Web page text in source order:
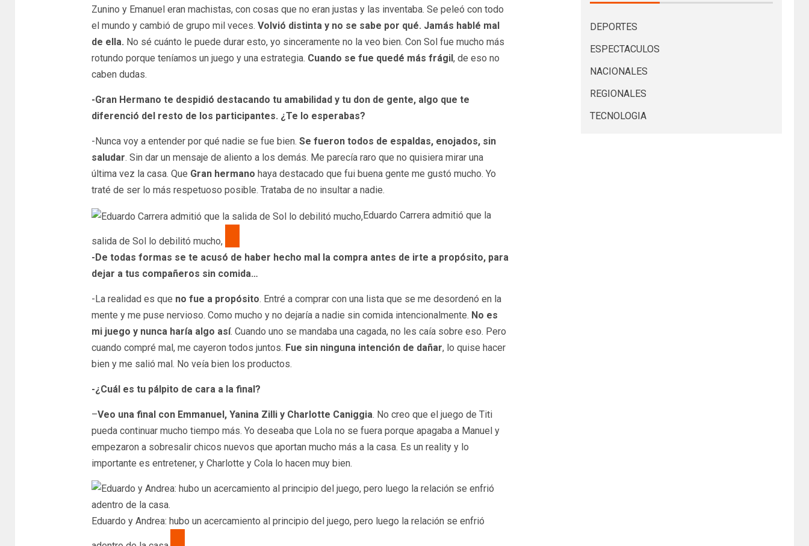
Zunino y Emanuel eran machistas, con cosas que no eran justas y las inventaba. Se peleó con todo
el mundo y cambió de grupo mil veces. Volvió distinta y no se sabe por qué. Jamás hablé mal
de ella. No sé cuánto le puede durar esto, yo sinceramente no la veo bien. Con Sol fue mucho más
rotundo porque teníamos un juego y una estrategia. Cuando se fue quedé más frágil , de eso no
caben dudas.
-Gran Hermano te despidió destacando tu amabilidad y tu don de gente, algo que te
diferenció del resto de los participantes. ¿Te lo esperabas?
-Nunca voy a entender por qué nadie se fue bien. Se fueron todos de espaldas, enojados, sin
saludar. Sin dar un mensaje de aliento a los demás. Me parecía raro que no quisiera mirar una
última vez la casa. Que Gran hermano haya destacado que fui buena gente me gustó mucho. Yo
traté de ser lo más respetuoso posible. Trataba de no insultar a nadie.
Eduardo Carrera admitió que la
salida de Sol lo debilitó mucho,
-De todas formas se te acusó de haber hecho mal la compra antes de irte a propósito, para
dejar a tus compañeros sin comida…
-La realidad es que no fue a propósito. Entré a comprar con una lista que se me desordenó en la
mente y me puse nervioso. Como mucho y no dejaría a nadie sin comida intencionalmente. No es
mi juego y nunca haría algo así. Cuando uno se mandaba una cagada, no les caía sobre eso. Pero
cuando compré mal, me cayeron todos juntos. Fue sin ninguna intención de dañar, lo quise hacer
bien y me salió mal. No veía bien los productos.
-¿Cuál es tu pálpito de cara a la final?
–Veo una final con Emmanuel, Yanina Zilli y Charlotte Caniggia. No creo que el juego de Titi
pueda continuar mucho tiempo más. Yo deseaba que Lola no se fuera porque apagaba a Manuel y
empezaron a sobresalir chicos nuevos que aportan mucho más a la casa. Es un reality y lo
importante es entretener, y Charlotte y Cola lo hacen muy bien.
Eduardo y Andrea: hubo un acercamiento al principio del juego, pero luego la relación se enfrió
DEPORTES
ESPECTACULOS
NACIONALES
REGIONALES
TECNOLOGIA